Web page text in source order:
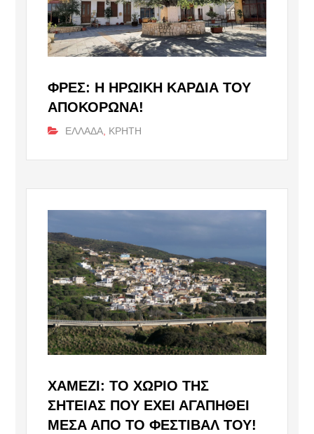
ΦΡΕΣ: Η ΗΡΩΙΚΉ ΚΑΡΔΙΆ ΤΟΥ
ΑΠΟΚΌΡΩΝΑ!
ΕΛΛΑΔΑ ΚΡΗΤΗ
ΧΑΜΈΖΙ: ΤΟ ΧΩΡΙΌ ΤΗΣ
ΣΗΤΕΊΑΣ ΠΟΥ ΈΧΕΙ ΑΓΑΠΗΘΕΊ
ΜΈΣΑ ΑΠΌ ΤΟ ΦΕΣΤΙΒΆΛ ΤΟΥ!